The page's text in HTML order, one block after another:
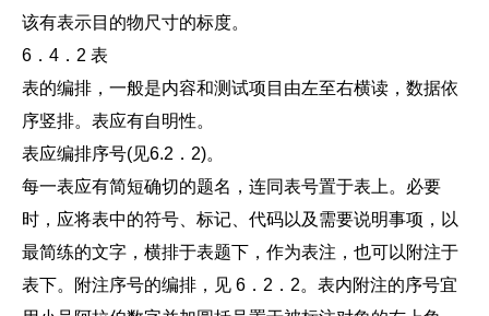
该有表示目的物尺寸的标度。
6．4．2 表
表的编排，一般是内容和测试项目由左至右横读，数据依
序竖排。表应有自明性。
表应编排序号(见6.2．2)。
每一表应有简短确切的题名，连同表号置于表上。必要
时，应将表中的符号、标记、代码以及需要说明事项，以
最简练的文字，横排于表题下，作为表注，也可以附注于
表下。附注序号的编排，见 6．2．2。表内附注的序号宜